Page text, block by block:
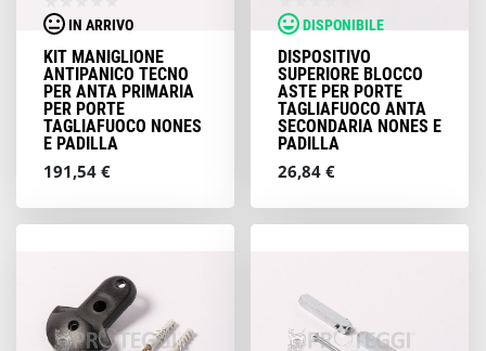
IN ARRIVO
KIT MANIGLIONE
ANTIPANICO TECNO
PER ANTA PRIMARIA
PER PORTE
TAGLIAFUOCO NONES
E PADILLA
191,54 €
DISPONIBILE
DISPOSITIVO
SUPERIORE BLOCCO
ASTE PER PORTE
TAGLIAFUOCO ANTA
SECONDARIA NONES E
PADILLA
26,84 €